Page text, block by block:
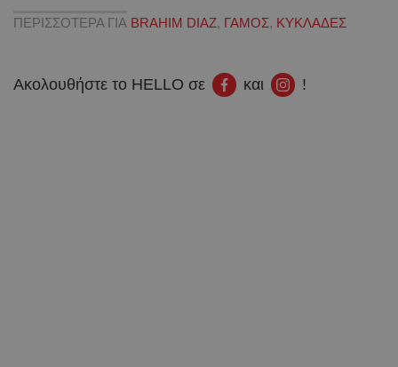
ΠΕΡΙΣΣΟΤΕΡΑ ΓΙΑ BRAHIM DIAZ, ΓΑΜΟΣ, ΚΥΚΛΑΔΕΣ
Ακολουθήστε το HELLO σε και !